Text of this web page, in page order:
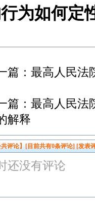
为如何定
篇： 最高人民法
篇： 最高人民法
解释
共评论】[目前共有0条评论] [发表
还没有评论